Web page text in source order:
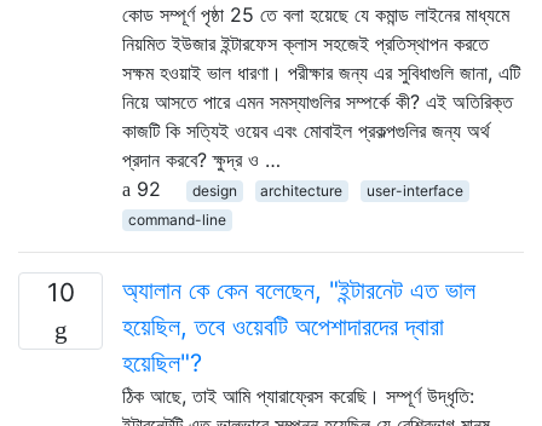
কোড সম্পূর্ণ পৃষ্ঠা 25 তে বলা হয়েছে যে কমান্ড লাইনের মাধ্যমে
নিয়মিত ইউজার ইন্টারফেস ক্লাস সহজেই প্রতিস্থাপন করতে
সক্ষম হওয়াই ভাল ধারণা। পরীক্ষার জন্য এর সুবিধাগুলি জানা, এটি
নিয়ে আসতে পারে এমন সমস্যাগুলির সম্পর্কে কী? এই অতিরিক্ত
কাজটি কি সত্যিই ওয়েব এবং মোবাইল প্রকল্পগুলির জন্য অর্থ
প্রদান করবে? ক্ষুদ্র ও …
92
design architecture
user-interface
command-line
10
অ্যালান কে কেন বলেছেন, "ইন্টারনেট এত ভাল
হয়েছিল, তবে ওয়েবটি অপেশাদারদের দ্বারা
হয়েছিল"?
ঠিক আছে, তাই আমি প্যারাফ্রেস করেছি। সম্পূর্ণ উদ্ধৃতি: